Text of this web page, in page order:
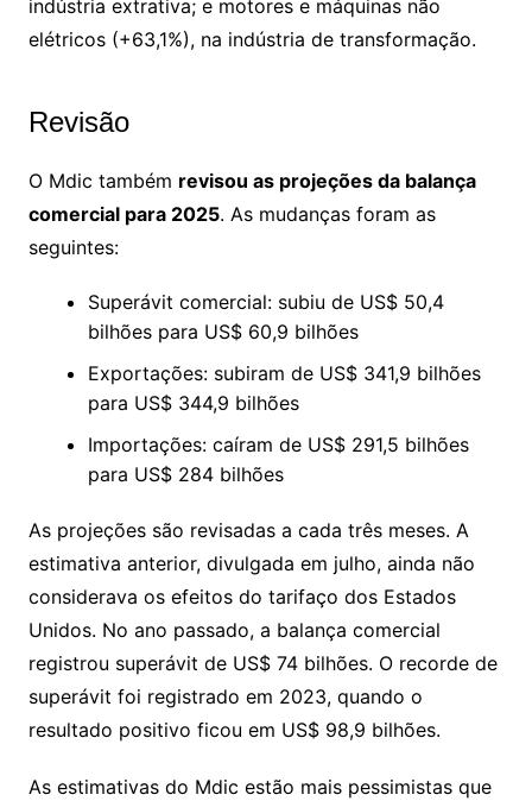
indústria extrativa; e motores e máquinas não
elétricos (+63,1%), na indústria de transformação.
Revisão
O Mdic também revisou as projeções da balança
comercial para 2025. As mudanças foram as
seguintes:
Superávit comercial: subiu de US$ 50,4
bilhões para US$ 60,9 bilhões
Exportações: subiram de US$ 341,9 bilhões
para US$ 344,9 bilhões
Importações: caíram de US$ 291,5 bilhões
para US$ 284 bilhões
As projeções são revisadas a cada três meses. A
estimativa anterior, divulgada em julho, ainda não
considerava os efeitos do tarifaço dos Estados
Unidos. No ano passado, a balança comercial
registrou superávit de US$ 74 bilhões. O recorde de
superávit foi registrado em 2023, quando o
resultado positivo ficou em US$ 98,9 bilhões.
As estimativas do Mdic estão mais pessimistas que